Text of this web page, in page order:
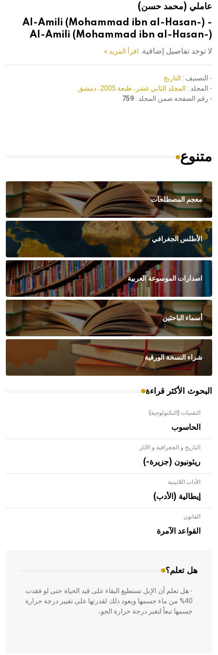
هيئة الموسوعة العربية تطلق موسوعات جديدة في عام 2026
عاملي (محمد حسن)
Al-Amili (Mohammad ibn al-Hasan-) -
Al-Amili (Mohammad ibn al-Hasan-)
لا توجد تفاصيل إضافية. اقرأ المزيد »
- التصنيف : التاريخ
- المجلد : المجلد الثاني عشر، طبعة 2005، دمشق
- رقم الصفحة ضمن المجلد : 759
متنوع
معجم المصطلحات
الأطلس الجغرافي
اصدارات الموسوعة العربية
أسماء الباحثين
شراء النسخة الورقية
البحوث الأكثر قراءة
التقنيات (التكنولوجية)
الحاسوب
التاريخ و الجغرافية و الآثار
ريئونيون (جزيرة-)
الآداب اللاتينية
إيطالية (الأدب)
القانون
القواعد الآمرة
هل تعلم؟
- هل تعلم أن الأبلق نوع من الفنون الهندسية التي ارتبطت
بالعمارة الإسلامية في بلاد الشام ومصر خاصة، حيث يحرص
المعمار على بناء مداميكه وخاصة في الواجهات
- هل تعلم أن الإبل تستطيع البقاء على قيد الحياة حتى لو فقدت
40% من ماء جسمها ويعود ذلك لقدرتها على تغيير درجة حرارة
جسمها تبعاً لتغير درجة حرارة الجو،